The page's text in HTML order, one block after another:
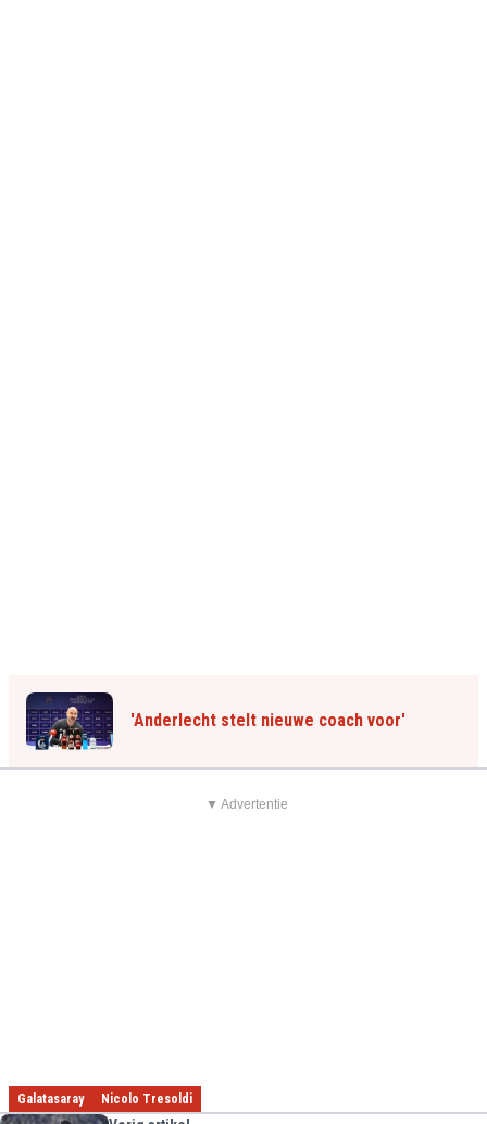
'Anderlecht stelt nieuwe coach voor'
▼ Advertentie
Galatasaray Nicolo Tresoldi